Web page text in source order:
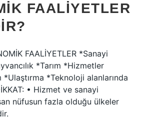
FAALIYETLER
FAALİYETLER *Sanayi
*Tarım *Hizmetler
*Teknoloji alanlarında
• Hizmet ve sanayi
nüfusun fazla olduğu ülkeler